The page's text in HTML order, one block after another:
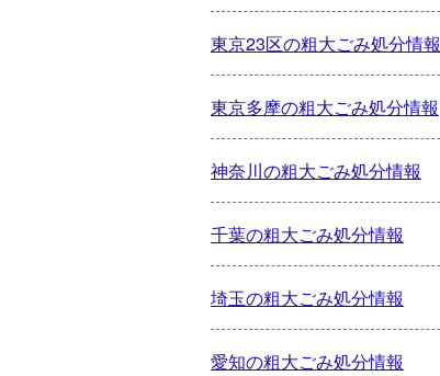
東京23区の粗大ごみ処分情報
東京多摩の粗大ごみ処分情報
神奈川の粗大ごみ処分情報
千葉の粗大ごみ処分情報
埼玉の粗大ごみ処分情報
愛知の粗大ごみ処分情報